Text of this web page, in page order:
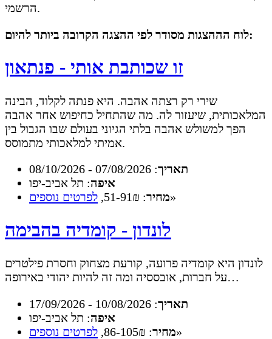
הרשמי.
לוח הההצגות מסודר לפי ההצגה הקרובה ביותר להיום:
זו שכותבת אותי - פנתאון
שירי רק רצתה אהבה. היא פנתה לקלוד, הבינה
המלאכותית, שיעזור לה. מה שהתחיל כחיפוש אחר אהבה
הפך למשולש אהבה בלתי הגיוני בעולם שבו הגבול בין
אמיתי למלאכותי מתמוסס.
תאריך: 07/08/2026 - 08/10/2026
איפה: תל אביב-יפו
מחיר: 51-91₪, לפרטים נוספים »
לונדון - קומדיה בהבימה
לונדון היא קומדיה פרועה, קורעת מצחוק וחסרת פילטרים
על חברות, אובססיה ומה זה להיות יהודי באירופה…
תאריך: 10/08/2026 - 17/09/2026
איפה: תל אביב-יפו
מחיר: 86-105₪, לפרטים נוספים »